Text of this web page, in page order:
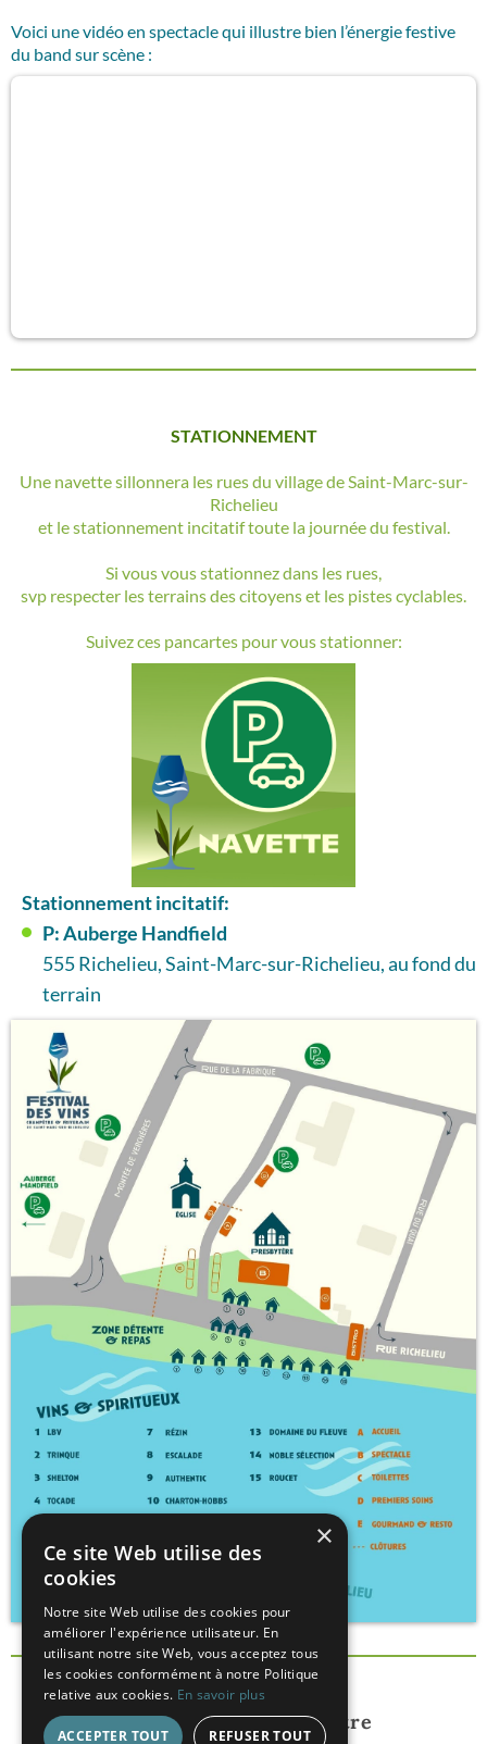
Voici une vidéo en spectacle qui illustre bien l’énergie festive
du band sur scène :
STATIONNEMENT
Une navette sillonnera les rues du village de Saint-Marc-sur-
Richelieu
et le stationnement incitatif toute la journée du festival.
Si vous vous stationnez dans les rues,
svp respecter les terrains des citoyens et les pistes cyclables.
Suivez ces pancartes pour vous stationner:
Stationnement incitatif:
P: Auberge Handfield
555 Richelieu, Saint-Marc-sur-Richelieu, au fond du
terrain
S'ABONNER à l'Infolettre
×
Ce site Web utilise des
cookies
Notre site Web utilise des cookies pour
améliorer l'expérience utilisateur. En
utilisant notre site Web, vous acceptez tous
les cookies conformément à notre Politique
relative aux cookies. En savoir plus
ACCEPTER TOUT REFUSER TOUT